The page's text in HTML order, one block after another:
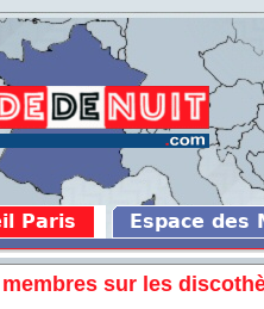
Paris Espace des
sur les